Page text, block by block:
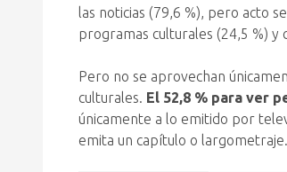
las noticias (79,6 %), pero acto
programas culturales (24,5 %) y
Pero no se aprovechan
culturales. El 52,8 % para ver
únicamente a lo emitido por
emita un capítulo o largometraje.